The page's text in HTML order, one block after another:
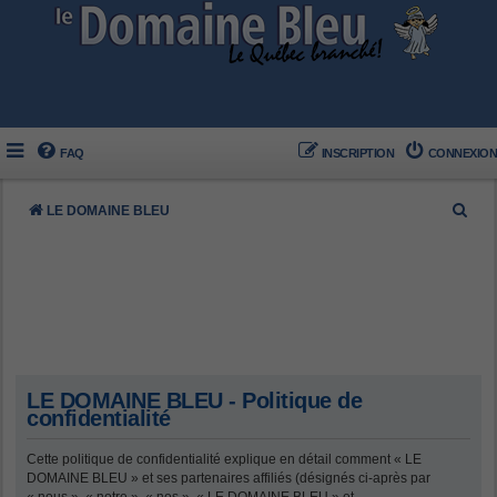
FAQ CONNEXION
INSCRIPTION
LE DOMAINE BLEU
LE DOMAINE BLEU - Politique de
confidentialité
Cette politique de confidentialité explique en détail comment « LE
DOMAINE BLEU » et ses partenaires affiliés (désignés ci-après par